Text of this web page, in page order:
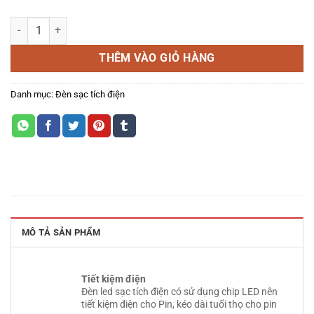
ĐÈN LED SẠC TÍCH ĐIỆN SUNMAX GRL2026 số lượng
THÊM VÀO GIỎ HÀNG
Danh mục: Đèn sạc tích điện
MÔ TẢ SẢN PHẨM
Tiết kiệm điện
Đèn led sạc tích điện có sử dụng chip LED nên
tiết kiệm điện cho Pin, kéo dài tuổi thọ cho pin